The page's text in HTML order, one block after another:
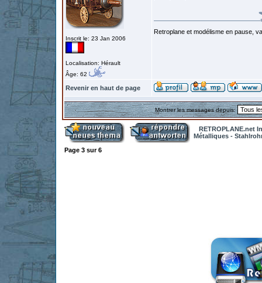
Inscrit le: 23 Jan 2006
Localisation: Hérault
Âge: 62
Retroplane et modélisme en pause,
Revenir en haut de page
Montrer les messages depuis:
RETROPLANE.net
Métalliques -
Page 3 sur6